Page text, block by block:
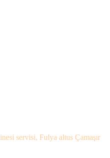
servisi, Fulya altus Çamaşır